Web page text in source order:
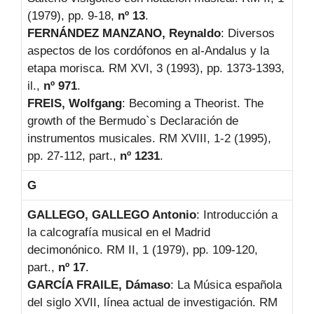
(1979), pp. 9-18, nº 13.
FERNÁNDEZ MANZANO, Reynaldo: Diversos
aspectos de los cordófonos en al-Andalus y la
etapa morisca. RM XVI, 3 (1993), pp. 1373-1393,
il., nº 971.
FREIS, Wolfgang: Becoming a Theorist. The
growth of the Bermudo`s Declaración de
instrumentos musicales. RM XVIII, 1-2 (1995),
pp. 27-112, part., nº 1231.
G
GALLEGO, GALLEGO Antonio: Introducción a
la calcografía musical en el Madrid
decimonónico. RM II, 1 (1979), pp. 109-120,
part., nº 17.
GARCÍA FRAILE, Dámaso: La Música española
del siglo XVII, línea actual de investigación. RM